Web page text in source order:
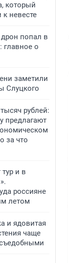
который
к невесте
попал в
главное о
заметили
Слуцкого
рублей:
предлагают
за что
тур и в
россияне
летом
и ядовитая
чаще